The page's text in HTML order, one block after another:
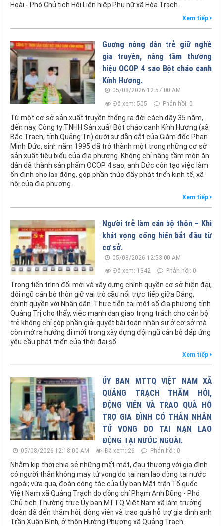
Hoài - Phó Chủ tịch Hội Liên hiệp Phụ nữ xã Hòa Trạch.
Xem tiếp
Gương nông dân trẻ giữ nghề
gia truyền, nâng tầm thương
hiệu OCOP 4 sao Bột cháo canh
Kính Hương.
05/08/2026 12:57:00 AM
Đã xem: 505
Phản hồi: 0
Từ một cơ sở sản xuất truyền thống ra đời cách đây 35 năm,
đến nay, Công ty TNHH Sản xuất Bột cháo canh Kính Hương (xã
Bắc Trạch, tỉnh Quảng Trị) dưới sự dẫn dắt của Giám đốc Phan
Minh Đức, sinh năm 1995 đã trở thành một trong những cơ sở
sản xuất tiêu biểu của địa phương. Không chỉ nâng tầm món ăn
dân dã thành sản phẩm OCOP 4 sao, anh Đức còn tạo việc làm
ổn định cho lao động, góp phần thúc đẩy phát triển kinh tế, xã
hội của địa phương.
Xem tiếp
Người trẻ làm cán bộ thôn – Khi
khát vọng cống hiến bắt đầu từ
cơ sở.
05/08/2026 12:53:00 AM
Đã xem: 1342
Phản hồi: 0
Trong tiến trình đổi mới và xây dựng chính quyền cơ sở hiện đại,
đội ngũ cán bộ thôn giữ vai trò cầu nối trực tiếp giữa Đảng,
chính quyền với Nhân dân. Thực tiễn tại một số địa phương tỉnh
Quảng Trị cho thấy, việc mạnh dạn giao trọng trách cho cán bộ
trẻ không chỉ góp phần giải quyết bài toán nhân sự ở cơ sở mà
còn mở ra hướng đi mới trong xây dựng đội ngũ cán bộ đáp ứng
yêu cầu phát triển của thời đại số.
Xem tiếp
ỦY BAN MTTQ VIỆT NAM XÃ
QUẢNG TRẠCH THĂM HỎI,
ĐỘNG VIÊN VÀ TRAO QUÀ HỖ
TRỢ GIA ĐÌNH CÓ THÂN NHÂN
TỬ VONG DO TAI NẠN LAO
ĐỘNG TẠI NƯỚC NGOÀI.
05/08/2026 12:18:00 AM Đã xem: 26 Phản hồi: 0
Nhằm kịp thời chia sẻ những mất mát, đau thương với gia đình
có người thân không may tử vong do tai nạn lao động tại nước
ngoài; vừa qua, đoàn công tác của Ủy ban Mặt trận Tổ quốc
Việt Nam xã Quảng Trạch do đồng chí Phạm Anh Dũng - Phó
Chủ tịch Thường trực Ủy ban MTTQ Việt Nam xã làm trưởng
đoàn đã đến thăm hỏi, động viên và trao quà hỗ trợ gia đình anh
Trần Xuân Bình, ở thôn Hướng Phương xã Quảng Trạch.